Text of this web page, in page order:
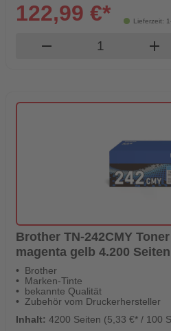
Lieferzeit:
122,99 €*
remove Produkt add
Brother TN-242CMY
magenta gelb 4.200 Seiten
Brother
Marken-Tinte
bekannte Qualität
Zubehör vom Druckerhersteller
Inhalt: 4200 Seiten (5,33 €* / 100